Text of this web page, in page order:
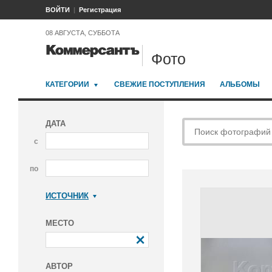
ВОЙТИ Регистрация
08 АВГУСТА, СУББОТА
Фото
КАТЕГОРИИ СВЕЖИЕ ПОСТУПЛЕНИЯ АЛЬБОМЫ
ДАТА
с
по
ИСТОЧНИК
МЕСТО
АВТОР